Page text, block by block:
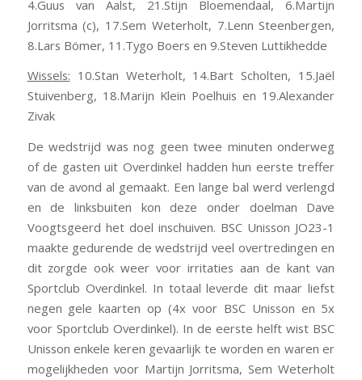
4.Guus van Aalst, 21.Stijn Bloemendaal, 6.Martijn
Jorritsma (c), 17.Sem Weterholt, 7.Lenn Steenbergen,
8.Lars Bömer, 11.Tygo Boers en 9.Steven Luttikhedde
Wissels: 10.Stan Weterholt, 14.Bart Scholten, 15.Jaël
Stuivenberg, 18.Marijn Klein Poelhuis en 19.Alexander
Zivak
De wedstrijd was nog geen twee minuten onderweg
of de gasten uit Overdinkel hadden hun eerste treffer
van de avond al gemaakt. Een lange bal werd verlengd
en de linksbuiten kon deze onder doelman Dave
Voogtsgeerd het doel inschuiven. BSC Unisson JO23-1
maakte gedurende de wedstrijd veel overtredingen en
dit zorgde ook weer voor irritaties aan de kant van
Sportclub Overdinkel. In totaal leverde dit maar liefst
negen gele kaarten op (4x voor BSC Unisson en 5x
voor Sportclub Overdinkel). In de eerste helft wist BSC
Unisson enkele keren gevaarlijk te worden en waren er
mogelijkheden voor Martijn Jorritsma, Sem Weterholt